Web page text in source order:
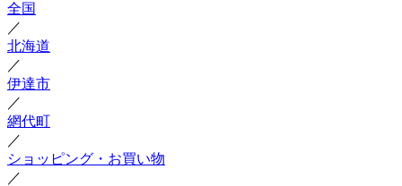
全国
／
北海道
／
伊達市
／
網代町
／
ショッピング・お買い物
／